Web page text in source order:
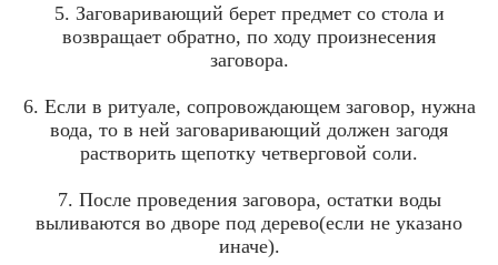
5. Заговаривающий берет предмет со стола и
возвращает обратно, по ходу произнесения
заговора.
6. Если в ритуале, сопровождающем заговор, нужна
вода, то в ней заговаривающий должен загодя
растворить щепотку четверговой соли.
7. После проведения заговора, остатки воды
выливаются во дворе под дерево(если не указано
иначе).